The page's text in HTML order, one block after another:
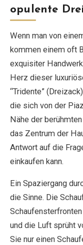
opulente
Wenn man von
kommen einem oft
exquisiter
Herz dieser
“Tridente”
die sich von der
Nähe der
das Zentrum der
Antwort auf die
einkaufen kann.
Ein Spaziergang
die Sinne. Die
und die Luft sprüht
Sie nur einen